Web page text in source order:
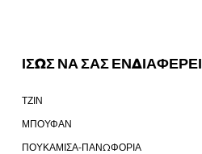
ΙΣΩΣ ΝΑ ΣΑΣ ΕΝΔΙΑΦΕΡΕΙ
ΤΖΙΝ
ΜΠΟΥΦΑΝ
ΠΟΥΚΑΜΙΣΑ-ΠΑΝΩΦΟΡΙΑ